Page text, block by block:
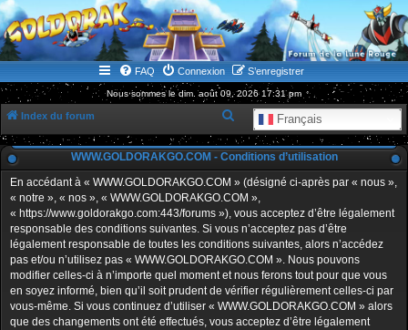
WWW.GOLDORAKGO.COM
le site de la Lune Rouge
FAQ Connexion S’enregistrer
Nous sommes le dim. août 09, 2026 17:31 pm
Index du forum Français
e
c
h
e
r
c
e
r
WWW.GOLDORAKGO.COM - Conditions d’utilisation
En accédant à « WWW.GOLDORAKGO.COM » (désigné ci-après par « nous »,
« notre », « nos », « WWW.GOLDORAKGO.COM »,
« https://www.goldorakgo.com:443/forums »), vous acceptez d’être légalement
responsable des conditions suivantes. Si vous n’acceptez pas d’être
légalement responsable de toutes les conditions suivantes, alors n’accédez
pas et/ou n’utilisez pas « WWW.GOLDORAKGO.COM ». Nous pouvons
modifier celles-ci à n’importe quel moment et nous ferons tout pour que vous
en soyez informé, bien qu’il soit prudent de vérifier régulièrement celles-ci par
vous-même. Si vous continuez d’utiliser « WWW.GOLDORAKGO.COM » alors
que des changements ont été effectués, vous acceptez d’être légalement